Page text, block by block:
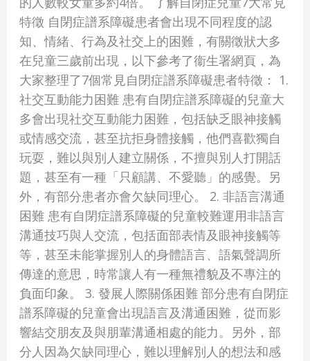
特徵 自閉症譜系障礙患者會出現不同程度的認
知、情緒、行為及社交上的困難，有關徵狀大多
在兒童三歲前出現，以下參考了衞生署網頁，為
大家整理了7個常見自閉症譜系障礙患者特徵： 1.
社交互動能力困難 患有自閉症譜系障礙的兒童大
多會出現社交互動能力困難，包括缺乏眼神接觸
或情感交流，甚至抗拒身體接觸，他們喜歡獨自
玩耍，難以與別人建立關係，不擅與別人打開話
題，甚至有一種「只顧講、不愛聽」的感覺。另
外，有部分患者亦會欠缺同理心。 2. 非語言溝通
困難 患有自閉症譜系障礙的兒童較難運用非語言
溝通技巧與人交流，包括面部表情及眼神接觸等
等，甚至未能掌握別人的身體語言、語氣聲調所
傳達的意思，時常讓人有一種無禮貌及不專注的
負面印象。 3. 發展人際關係困難 部分患有自閉症
譜系障礙的兒童會出現語言及溝通困難，從而影
響結交朋友及與朋輩溝通相處的能力。另外，部
分人因為欠缺同理心，難以理解別人的想法和感
特
徵
及
評
估
方
法